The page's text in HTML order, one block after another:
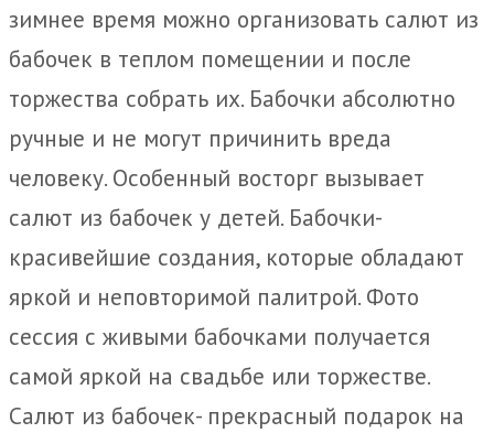
зимнее время можно организовать салют из
бабочек в теплом помещении и после
торжества собрать их. Бабочки абсолютно
ручные и не могут причинить вреда
человеку. Особенный восторг вызывает
салют из бабочек у детей. Бабочки-
красивейшие создания, которые обладают
яркой и неповторимой палитрой. Фото
сессия с живыми бабочками получается
самой яркой на свадьбе или торжестве.
Салют из бабочек- прекрасный подарок на